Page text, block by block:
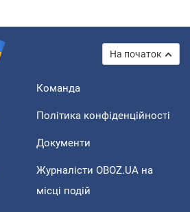
На початок
Команда
Політика конфіденційності
Документи
Журналісти OBOZ.UA на
місці подій